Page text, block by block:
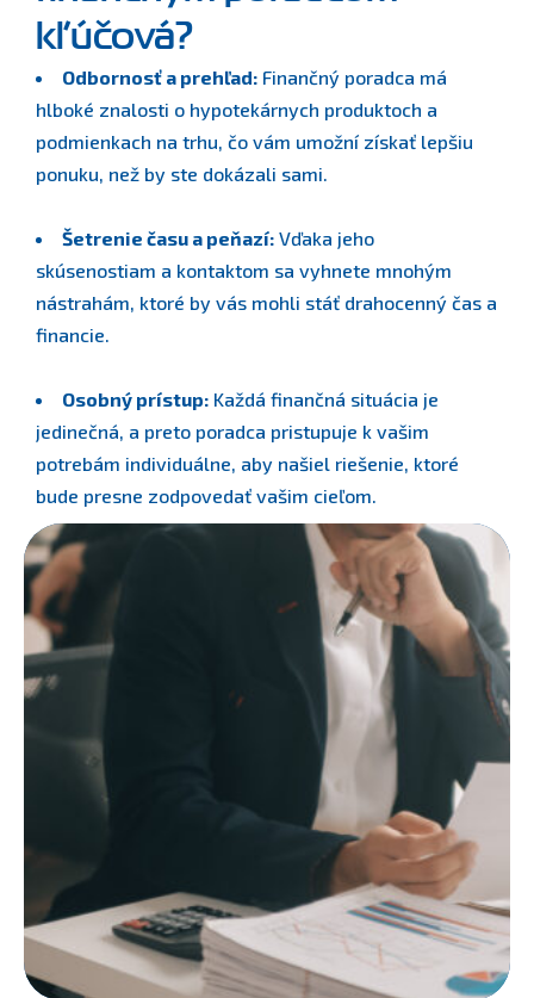
kľúčová?
Odbornosť a prehľad: Finančný poradca má
hlboké znalosti o hypotekárnych produktoch a
podmienkach na trhu, čo vám umožní získať lepšiu
ponuku, než by ste dokázali sami.
Šetrenie času a peňazí: Vďaka jeho
skúsenostiam a kontaktom sa vyhnete mnohým
nástrahám, ktoré by vás mohli stáť drahocenný čas a
financie.
Osobný prístup: Každá finančná situácia je
jedinečná, a preto poradca pristupuje k vašim
potrebám individuálne, aby našiel riešenie, ktoré
bude presne zodpovedať vašim cieľom.